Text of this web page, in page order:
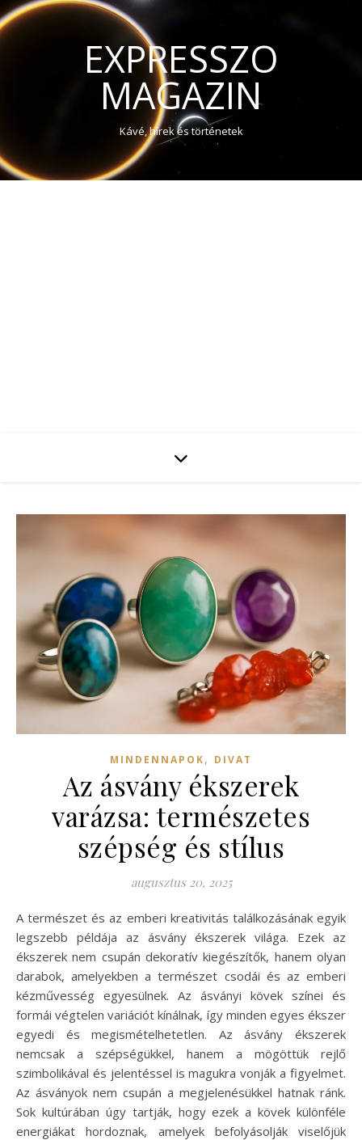
EXPRESSZO
MAGAZIN
Kávé, hírek és történetek
MINDENNAPOK, DIVAT
Az ásvány ékszerek
varázsa: természetes
szépség és stílus
augusztus 20, 2025
A természet és az emberi kreativitás találkozásának egyik
legszebb példája az ásvány ékszerek világa. Ezek az
ékszerek nem csupán dekoratív kiegészítők, hanem olyan
darabok, amelyekben a természet csodái és az emberi
kézművesség egyesülnek. Az ásványi kövek színei és
formái végtelen variációt kínálnak, így minden egyes ékszer
egyedi és megismételhetetlen. Az ásvány ékszerek
nemcsak a szépségükkel, hanem a mögöttük rejlő
szimbolikával és jelentéssel is magukra vonják a figyelmet.
Az ásványok nem csupán a megjelenésükkel hatnak ránk.
Sok kultúrában úgy tartják, hogy ezek a kövek különféle
energiákat hordoznak, amelyek befolyásolják viselőjük